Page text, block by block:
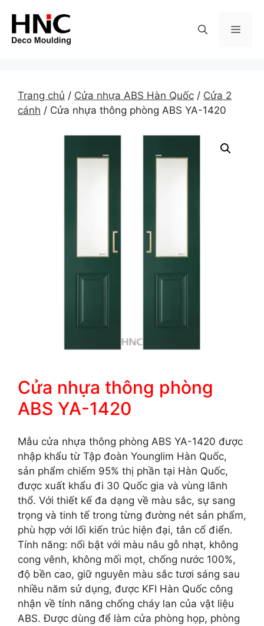
content
Trang chủ / Cửa nhựa ABS Hàn Quốc / Cửa 2
cánh / Cửa nhựa thông phòng ABS YA-1420
Cửa nhựa thông phòng
ABS YA-1420
Mẫu cửa nhựa thông phòng ABS YA-1420 được
nhập khẩu từ Tập đoàn Younglim Hàn Quốc,
sản phẩm chiếm 95% thị phần tại Hàn Quốc,
được xuất khẩu đi 30 Quốc gia và vùng lãnh
thổ. Với thiết kế đa dạng về màu sắc, sự sang
trọng và tinh tế trong từng đường nét sản phẩm,
phù hợp với lối kiến trúc hiện đại, tân cổ điển.
Tính năng: nổi bật với màu nâu gỗ nhạt, không
cong vênh, không mối mọt, chống nước 100%,
độ bền cao, giữ nguyên màu sắc tươi sáng sau
nhiều năm sử dụng, được KFI Hàn Quốc công
nhận về tính năng chống cháy lan của vật liệu
ABS. Được dùng để làm cửa phòng họp, phòng